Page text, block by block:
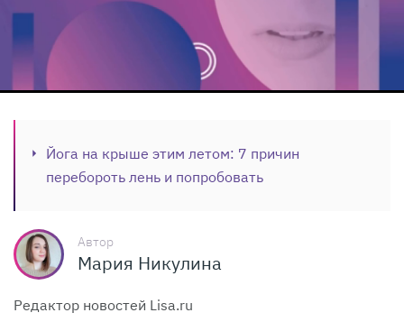
Йога на крыше этим летом: 7 причин
перебороть лень и попробовать
Автор
Мария Никулина
Редактор новостей Lisa.ru